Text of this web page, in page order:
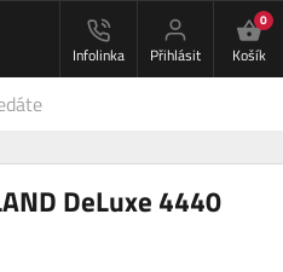
Infolinka Přihlásit
0
Košík
DeLuxe 4440